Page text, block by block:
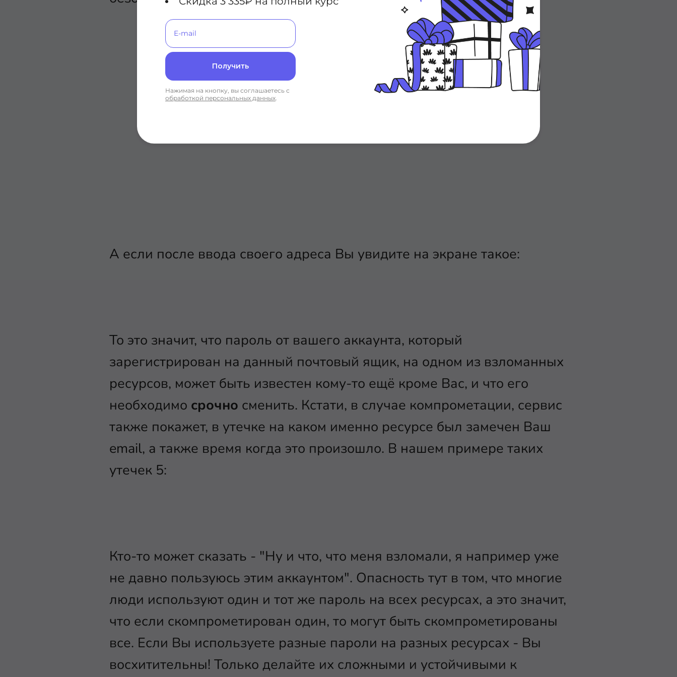
Получить
Нажимая на кнопку, вы соглашаетесь с
обработкой персональных данных.
А если после ввода своего адреса Вы увидите на экране такое:
То это значит, что пароль от вашего аккаунта, который
зарегистрирован на данный почтовый ящик, на одном из взломанных
ресурсов, может быть известен кому-то ещё кроме Вас, и что его
необходимо срочно сменить. Кстати, в случае компрометации, сервис
также покажет, в утечке на каком именно ресурсе был замечен Ваш
email, а также время когда это произошло. В нашем примере таких
утечек 5:
Кто-то может сказать - "Ну и что, что меня взломали, я например уже
не давно пользуюсь этим аккаунтом". Опасность тут в том, что многие
люди используют один и тот же пароль на всех ресурсах, а это значит,
что если скомпрометирован один, то могут быть скомпрометированы
все. Если Вы используете разные пароли на разных ресурсах - Вы
восхитительны! Только делайте их сложными и устойчивыми к